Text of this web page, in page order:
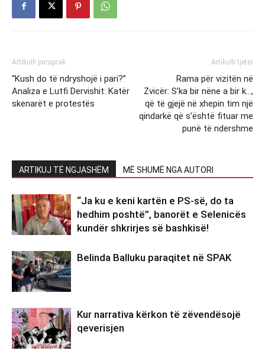
Artikulli paraprak
“Kush do të ndryshojë i pari?”
Analiza e Lutfi Dervishit: Katër
skenarët e protestës
Artikulli tjetër
Rama për vizitën në
Zvicër: S’ka bir nëne a bir k…,
që të gjejë në xhepin tim një
qindarkë që s’është fituar me
punë të ndershme
ARTIKUJ TË NGJASHËM MË SHUMË NGA AUTORI
“Ja ku e keni kartën e PS-së, do ta
hedhim poshtë”, banorët e Selenicës
kundër shkrirjes së bashkisë!
Belinda Balluku paraqitet në SPAK
Kur narrativa kërkon të zëvendësojë
qeverisjen